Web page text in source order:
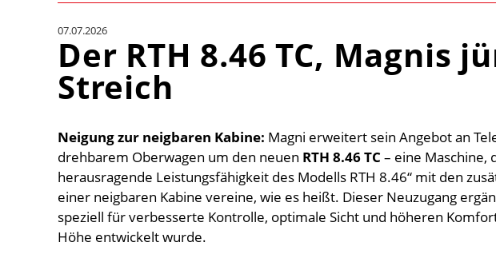
07.07.2026
Der RTH 8.46 TC, Magnis
Streich
Neigung zur neigbaren Kabine: Magni erweitert sein Angebot an
drehbarem Oberwagen um den neuen RTH 8.46 TC – eine Maschine,
herausragende Leistungsfähigkeit des Modells RTH 8.46“ mit den
einer neigbaren Kabine vereine, wie es heißt. Dieser Neuzugang
speziell für verbesserte Kontrolle, optimale Sicht und höheren
Höhe entwickelt wurde.